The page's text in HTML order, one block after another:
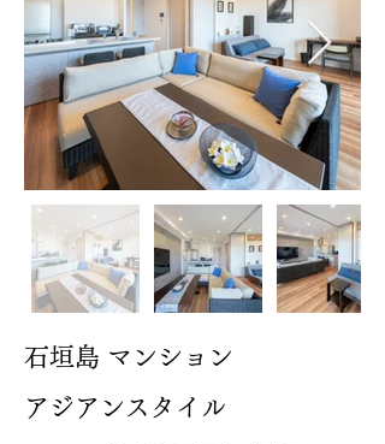
石垣島 マンション
アジアンスタイル